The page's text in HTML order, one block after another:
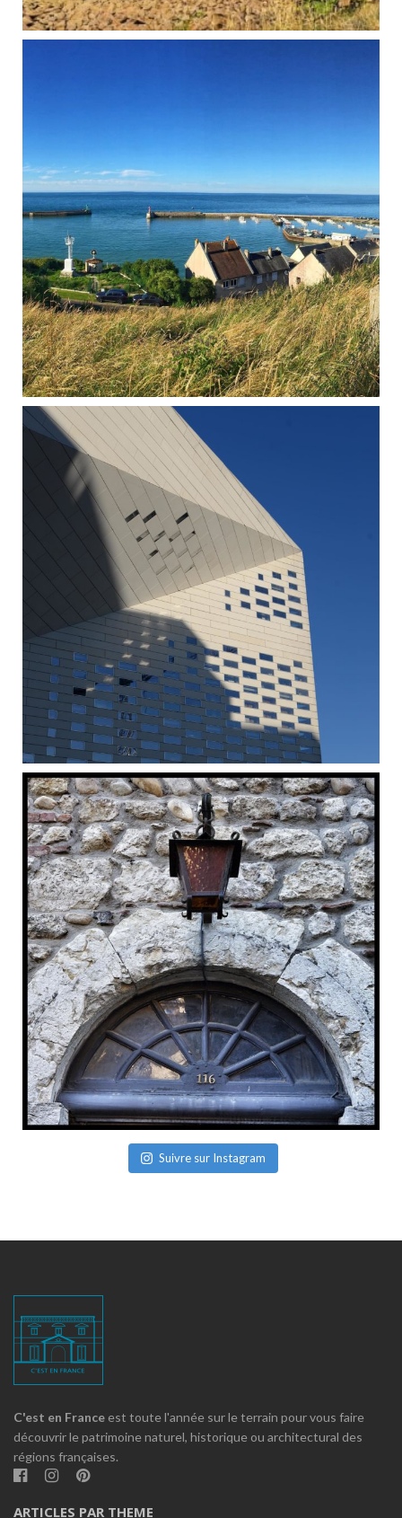
Suivre sur Instagram
C'est en France est toute l'année sur le terrain pour vous faire
découvrir le patrimoine naturel, historique ou architectural des
régions françaises.
ARTICLES PAR THEME